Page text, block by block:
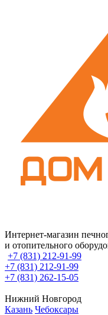
Интернет-магазин
и отопительного
+7 (831) 212-91-99
+7 (831) 212-91-99
+7 (831) 262-15-05
Нижний Новгород
Казань Чебоксары